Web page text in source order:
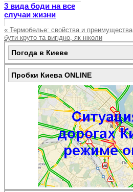
3 вида боди на все
случаи жизни
« Термобелье: свойства и преимущества
бути круто та вигідно, як ніколи
Погода в Киеве
Пробки Киева ONLINE